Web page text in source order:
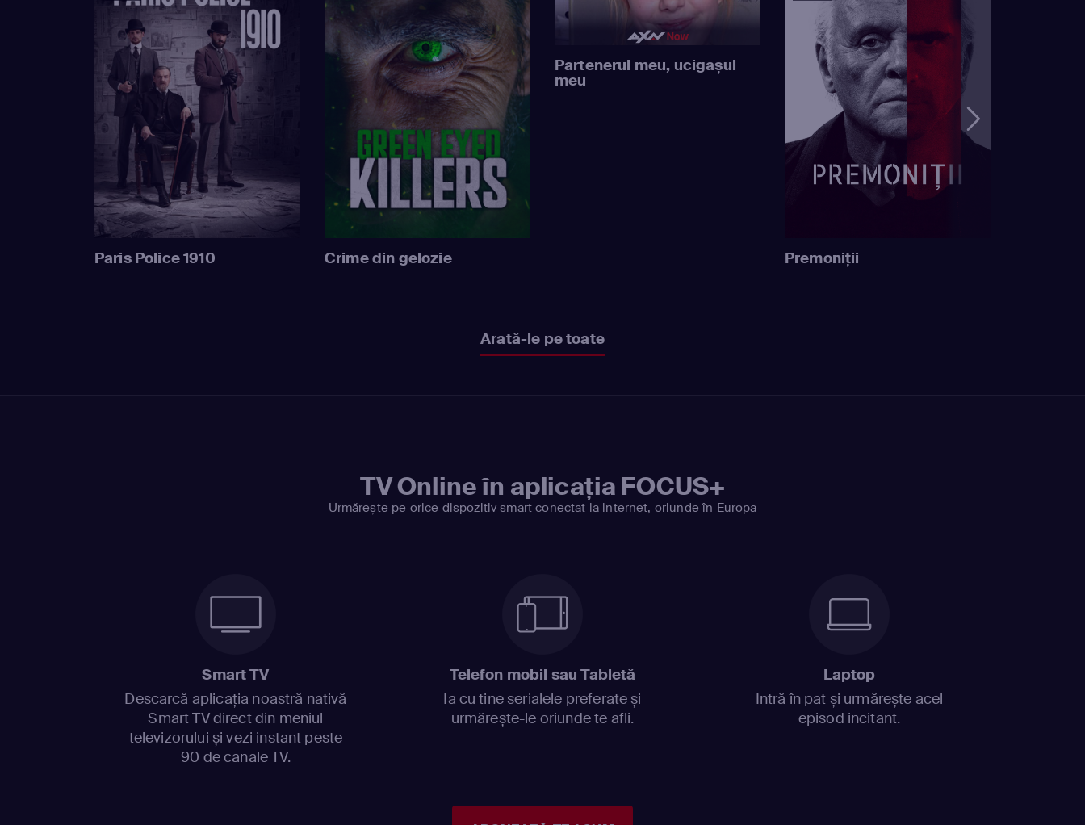
Paris Police 1910 Crime din gelozie
Partenerul meu, ucigașul
meu
Premoniţii
Arată-le pe toate
TV Online în aplicația FOCUS+
Urmărește pe orice dispozitiv smart conectat la internet, oriunde în Europa
Smart TV
Descarcă aplicația noastră nativă
Smart TV direct din meniul
televizorului și vezi instant peste
90 de canale TV.
Telefon mobil sau Tabletă
Ia cu tine serialele preferate și
urmărește-le oriunde te afli.
Laptop
Intră în pat și urmărește acel
episod incitant.